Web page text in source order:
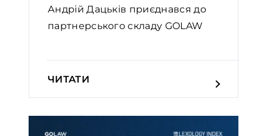
Андрій Дацьків приєднався до
партнерського складу GOLAW
ЧИТАТИ